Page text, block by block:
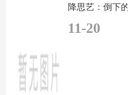
降思艺：倒下
11-20